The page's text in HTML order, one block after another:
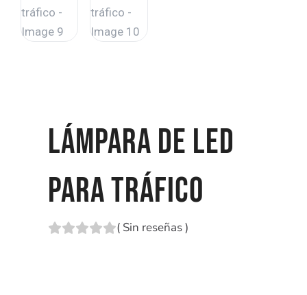
LÁMPARA DE LED
PARA TRÁFICO
( Sin reseñas)